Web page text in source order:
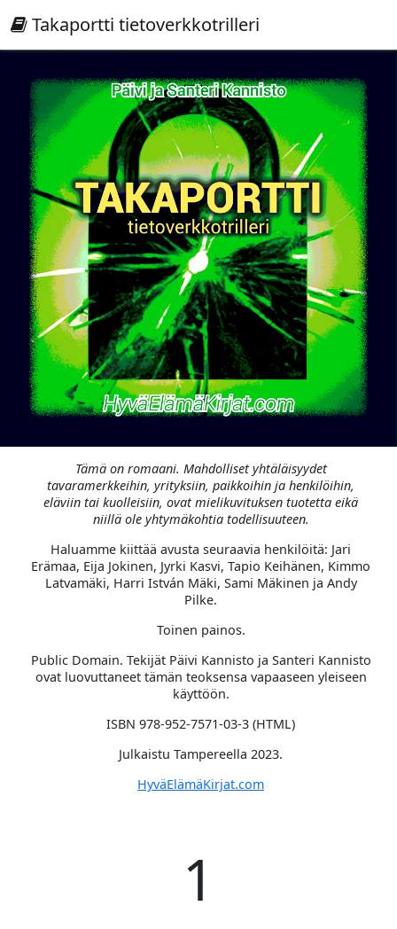
Takaportti tietoverkkotrilleri
Tämä on romaani. Mahdolliset yhtäläisyydet
tavaramerkkeihin, yrityksiin, paikkoihin ja henkilöihin,
eläviin tai kuolleisiin, ovat mielikuvituksen tuotetta eikä
niillä ole yhtymäkohtia todellisuuteen.
Haluamme kiittää avusta seuraavia henkilöitä: Jari
Erämaa, Eija Jokinen, Jyrki Kasvi, Tapio Keihänen, Kimmo
Latvamäki, Harri István Mäki, Sami Mäkinen ja Andy
Pilke.
Toinen painos.
Public Domain. Tekijät Päivi Kannisto ja Santeri Kannisto
ovat luovuttaneet tämän teoksensa vapaaseen yleiseen
käyttöön.
ISBN 978-952-7571-03-3 (HTML)
Julkaistu Tampereella 2023.
HyväElämäKirjat.com
1